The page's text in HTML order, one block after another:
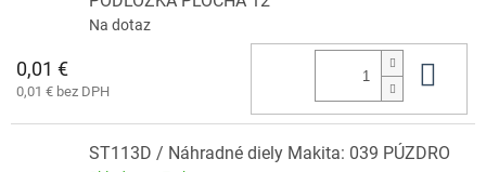
Na dotaz
0,01 €
0,01 € bez DPH
ST113D / Náhradné diely Makita: 039 PÚZDRO